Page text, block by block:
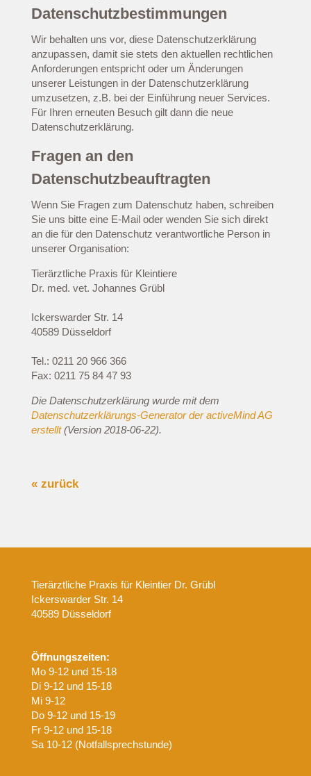
Datenschutzbestimmungen
Wir behalten uns vor, diese Datenschutzerklärung
anzupassen, damit sie stets den aktuellen rechtlichen
Anforderungen entspricht oder um Änderungen
unserer Leistungen in der Datenschutzerklärung
umzusetzen, z.B. bei der Einführung neuer Services.
Für Ihren erneuten Besuch gilt dann die neue
Datenschutzerklärung.
Fragen an den
Datenschutzbeauftragten
Wenn Sie Fragen zum Datenschutz haben, schreiben
Sie uns bitte eine E-Mail oder wenden Sie sich direkt
an die für den Datenschutz verantwortliche Person in
unserer Organisation:
Tierärztliche Praxis für Kleintiere
Dr. med. vet. Johannes Grübl
Ickerswarder Str. 14
40589 Düsseldorf
Tel.: 0211 20 966 366
Fax: 0211 75 84 47 93
Die Datenschutzerklärung wurde mit dem
Datenschutzerklärungs-Generator der activeMind AG
erstellt(Version 2018-06-22).
« zurück
Tierärztliche Praxis für Kleintier Dr. Grübl
Ickerswarder Str. 14
40589 Düsseldorf
Öffnungszeiten:
Mo 9-12 und 15-18
Di 9-12 und 15-18
Mi 9-12
Do 9-12 und 15-19
Fr 9-12 und 15-18
Sa 10-12 (Notfallsprechstunde)